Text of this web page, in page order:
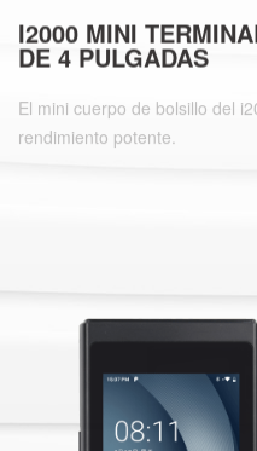
I2000 MINI
DE 4 PULGADAS
rendimiento potente.